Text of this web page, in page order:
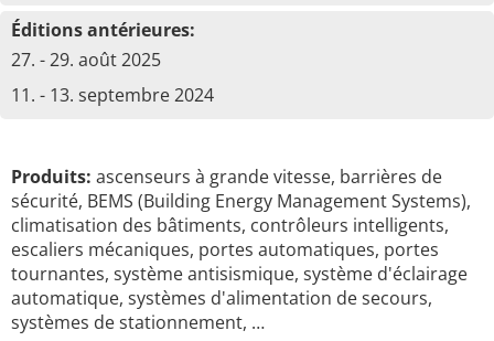
Éditions antérieures:
27. - 29. août 2025
11. - 13. septembre 2024
Produits: ascenseurs à grande vitesse, barrières de
sécurité, BEMS (Building Energy Management Systems),
climatisation des bâtiments, contrôleurs intelligents,
escaliers mécaniques, portes automatiques, portes
tournantes, système antisismique, système d'éclairage
automatique, systèmes d'alimentation de secours,
systèmes de stationnement, …